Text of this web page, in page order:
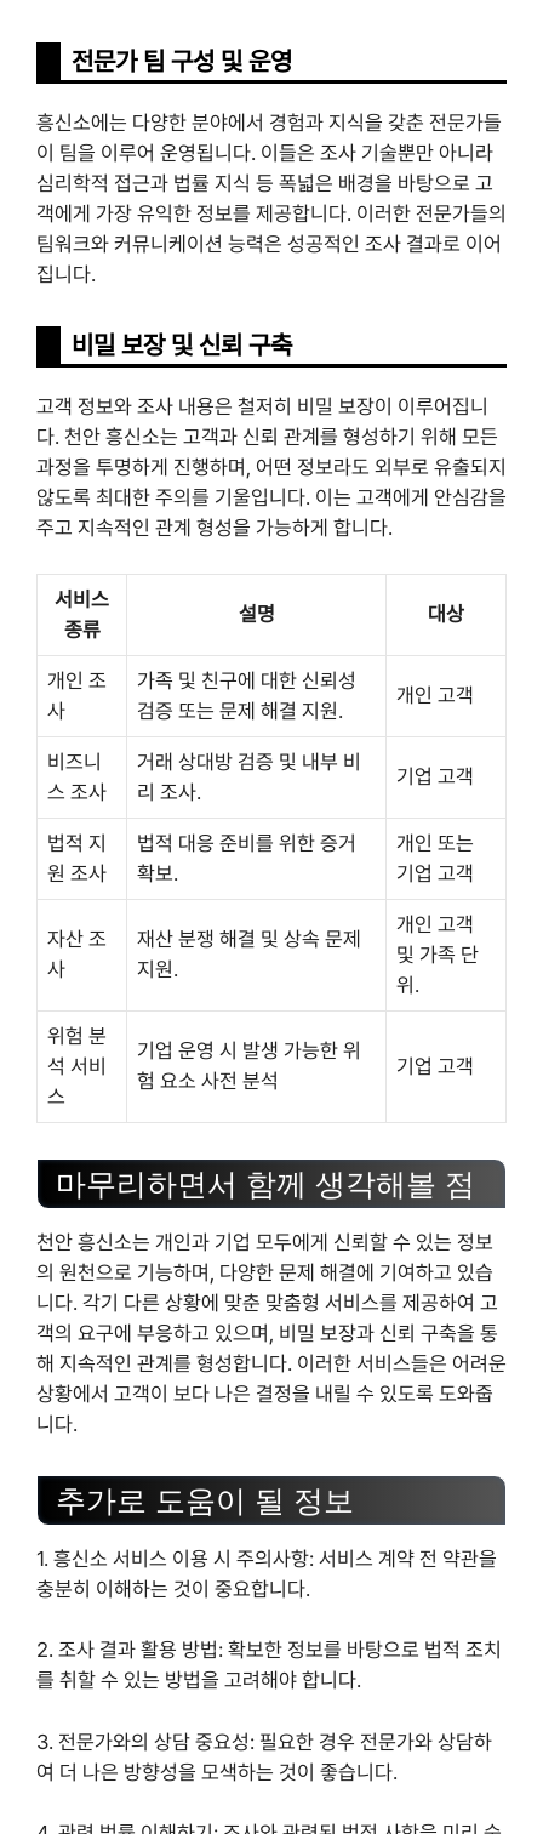
전문가 팀 구성 및 운영
흥신소에는 다양한 분야에서 경험과 지식을 갖춘 전문가들
이 팀을 이루어 운영됩니다. 이들은 조사 기술뿐만 아니라
심리학적 접근과 법률 지식 등 폭넓은 배경을 바탕으로 고
객에게 가장 유익한 정보를 제공합니다. 이러한 전문가들의
팀워크와 커뮤니케이션 능력은 성공적인 조사 결과로 이어
집니다.
비밀 보장 및 신뢰 구축
고객 정보와 조사 내용은 철저히 비밀 보장이 이루어집니
다. 천안 흥신소는 고객과 신뢰 관계를 형성하기 위해 모든
과정을 투명하게 진행하며, 어떤 정보라도 외부로 유출되지
않도록 최대한 주의를 기울입니다. 이는 고객에게 안심감을
주고 지속적인 관계 형성을 가능하게 합니다.
서비스
종류
설명 대상
개인 조
사
가족 및 친구에 대한 신뢰성
검증 또는 문제 해결 지원.
개인 고객
비즈니
스 조사
거래 상대방 검증 및 내부 비
리 조사.
기업 고객
법적 지
원 조사
법적 대응 준비를 위한 증거
확보.
개인 또는
기업 고객
자산 조
사
재산 분쟁 해결 및 상속 문제
지원.
개인 고객
및 가족 단
위.
위험 분
석 서비
스
기업 운영 시 발생 가능한 위
험 요소 사전 분석
기업 고객
마무리하면서 함께 생각해볼 점
천안 흥신소는 개인과 기업 모두에게 신뢰할 수 있는 정보
의 원천으로 기능하며, 다양한 문제 해결에 기여하고 있습
니다. 각기 다른 상황에 맞춘 맞춤형 서비스를 제공하여 고
객의 요구에 부응하고 있으며, 비밀 보장과 신뢰 구축을 통
해 지속적인 관계를 형성합니다. 이러한 서비스들은 어려운
상황에서 고객이 보다 나은 결정을 내릴 수 있도록 도와줍
니다.
추가로 도움이 될 정보
1. 흥신소 서비스 이용 시 주의사항: 서비스 계약 전 약관을
충분히 이해하는 것이 중요합니다.
2. 조사 결과 활용 방법: 확보한 정보를 바탕으로 법적 조치
를 취할 수 있는 방법을 고려해야 합니다.
3. 전문가와의 상담 중요성: 필요한 경우 전문가와 상담하
여 더 나은 방향성을 모색하는 것이 좋습니다.